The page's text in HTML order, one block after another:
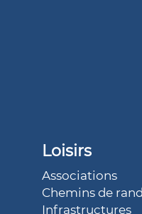
Loisirs
Associations
Chemins de
Infrastructures